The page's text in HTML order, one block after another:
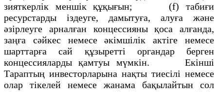
зияткерлік меншік құқығын; (f) табиғи
ресурстарды іздеуге, дамытуға, алуға және
әзірлеуге арналған концессияны қоса алғанда,
заңға сәйкес немесе әкімшілік актіге немесе
шарттарға сай құзыретті органдар берген
концессияларды қамтуы мүмкін. Екінші
Тараптың инвесторларына нақты тиесілі немесе
олар тікелей немесе жанама бақылайтын сол